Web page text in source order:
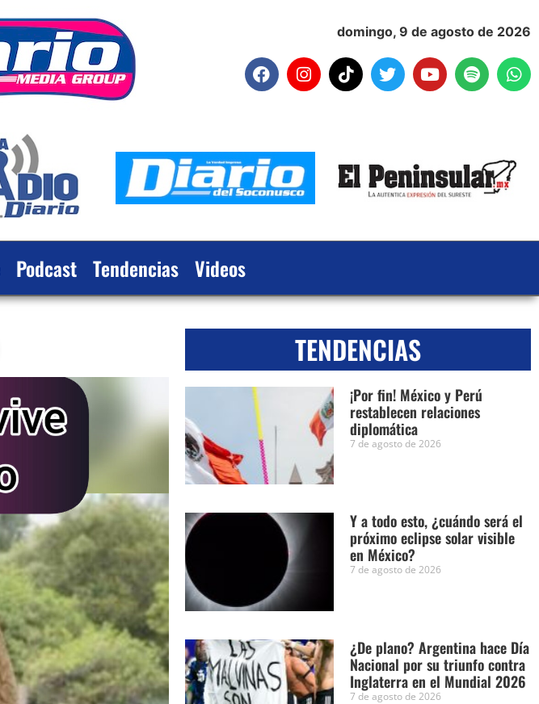
domingo, 9 de agosto de 2026
Podcast Tendencias Videos
TENDENCIAS
¡Por fin! México y Perú
restablecen relaciones
diplomática
7 de agosto de 2026
Y a todo esto, ¿cuándo será el
próximo eclipse solar visible
en México?
7 de agosto de 2026
¿De plano? Argentina hace Día
Nacional por su triunfo contra
Inglaterra en el Mundial 2026
7 de agosto de 2026